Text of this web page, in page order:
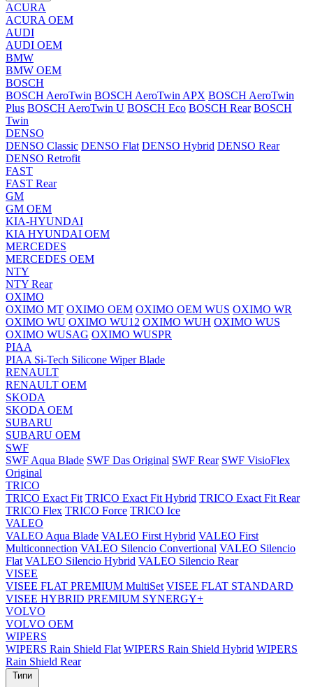
ACURA
ACURA OEM
AUDI
AUDI OEM
BMW
BMW OEM
BOSCH
BOSCH AeroTwin BOSCH AeroTwin APX BOSCH AeroTwin
Plus BOSCH AeroTwin U BOSCH Eco BOSCH Rear BOSCH
Twin
DENSO
DENSO Classic DENSO Flat DENSO Hybrid DENSO Rear
DENSO Retrofit
FAST
FAST Rear
GM
GM OEM
KIA-HYUNDAI
KIA HYUNDAI OEM
MERCEDES
MERCEDES OEM
NTY
NTY Rear
OXIMO
OXIMO MT OXIMO OEM OXIMO OEM WUS OXIMO WR
OXIMO WU OXIMO WU12 OXIMO WUH OXIMO WUS
OXIMO WUSAG OXIMO WUSPR
PIAA
PIAA Si-Tech Silicone Wiper Blade
RENAULT
RENAULT OEM
SKODA
SKODA OEM
SUBARU
SUBARU OEM
SWF
SWF Aqua Blade SWF Das Original SWF Rear SWF VisioFlex
Original
TRICO
TRICO Exact Fit TRICO Exact Fit Hybrid TRICO Exact Fit Rear
TRICO Flex TRICO Force TRICO Ice
VALEO
VALEO Aqua Blade VALEO First Hybrid VALEO First
Multiconnection VALEO Silencio Convertional VALEO Silencio
Flat VALEO Silencio Hybrid VALEO Silencio Rear
VISEE
VISEE FLAT PREMIUM MultiSet VISEE FLAT STANDARD
VISEE HYBRID PREMIUM SYNERGY+
VOLVO
VOLVO OEM
WIPERS
WIPERS Rain Shield Flat WIPERS Rain Shield Hybrid WIPERS
Rain Shield Rear
Типи